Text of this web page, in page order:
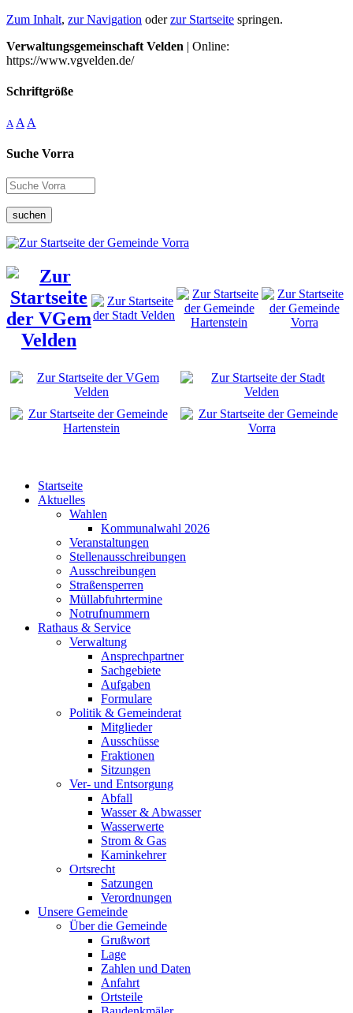
Zum Inhalt, zur Navigation oderzur Startseite springen.
Verwaltungsgemeinschaft Velden | Online:
https://www.vgvelden.de/
Schriftgröße
A A A
Suche Vorra
suchen
Startseite
Aktuelles
Wahlen
Kommunalwahl 2026
Veranstaltungen
Stellenausschreibungen
Ausschreibungen
Straßensperren
Müllabfuhrtermine
Notrufnummern
Rathaus & Service
Verwaltung
Ansprechpartner
Sachgebiete
Aufgaben
Formulare
Politik & Gemeinderat
Mitglieder
Ausschüsse
Fraktionen
Sitzungen
Ver- und Entsorgung
Abfall
Wasser & Abwasser
Wasserwerte
Strom & Gas
Kaminkehrer
Ortsrecht
Satzungen
Verordnungen
Unsere Gemeinde
Über die Gemeinde
Grußwort
Lage
Zahlen und Daten
Anfahrt
Ortsteile